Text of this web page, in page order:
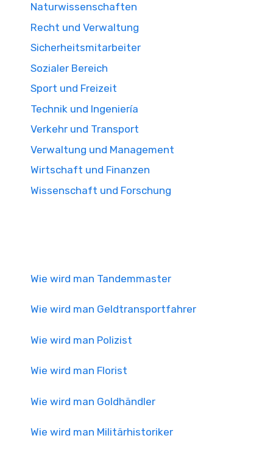
Naturwissenschaften
Recht und Verwaltung
Sicherheitsmitarbeiter
Sozialer Bereich
Sport und Freizeit
Technik und Ingeniería
Verkehr und Transport
Verwaltung und Management
Wirtschaft und Finanzen
Wissenschaft und Forschung
Wie wird man Tandemmaster
Wie wird man Geldtransportfahrer
Wie wird man Polizist
Wie wird man Florist
Wie wird man Goldhändler
Wie wird man Militärhistoriker